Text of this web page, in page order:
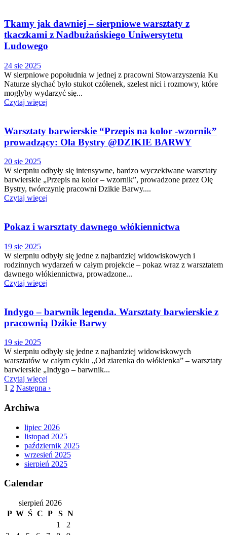
Tkamy jak dawniej – sierpniowe warsztaty z
tkaczkami z Nadbużańskiego Uniwersytetu
Ludowego
24 sie 2025
W sierpniowe popołudnia w jednej z pracowni Stowarzyszenia Ku
Naturze słychać było stukot czółenek, szelest nici i rozmowy, które
mogłyby wydarzyć się...
Czytaj więcej
Warsztaty barwierskie “Przepis na kolor -wzornik”
prowadzący: Ola Bystry @DZIKIE BARWY
20 sie 2025
W sierpniu odbyły się intensywne, bardzo wyczekiwane warsztaty
barwierskie „Przepis na kolor – wzornik”, prowadzone przez Olę
Bystry, twórczynię pracowni Dzikie Barwy....
Czytaj więcej
Pokaz i warsztaty dawnego włókiennictwa
19 sie 2025
W sierpniu odbyły się jedne z najbardziej widowiskowych i
rodzinnych wydarzeń w całym projekcie – pokaz wraz z warsztatem
dawnego włókiennictwa, prowadzone...
Czytaj więcej
Indygo – barwnik legenda. Warsztaty barwierskie z
pracownią Dzikie Barwy
19 sie 2025
W sierpniu odbyły się jedne z najbardziej widowiskowych
warsztatów w całym cyklu „Od ziarenka do włókienka” – warsztaty
barwierskie „Indygo – barwnik...
Czytaj więcej
1 2 Następna ›
Archiwa
lipiec 2026
listopad 2025
październik 2025
wrzesień 2025
sierpień 2025
Calendar
sierpień 2026
P W Ś C P S N
1
2